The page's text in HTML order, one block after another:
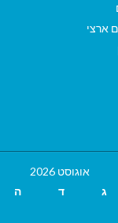
ארצי
אוגוסט 2026
ג ד ה